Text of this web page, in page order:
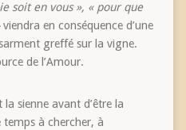
soit en vous », « pour que
viendra en conséquence d’une
greffé sur la vigne.
de l’Amour.
sienne avant d’être la
à chercher, à